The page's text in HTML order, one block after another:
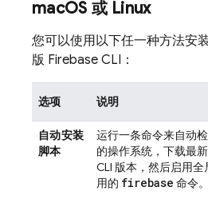
macOS 或 Linux
您可以使用以下任一种方法安
版 Firebase CLI：
选项 说明
自动安装
脚本
运行一条命令来自动
的操作系统，下载最
CLI 版本，然后启用全
用的 firebase 命令。